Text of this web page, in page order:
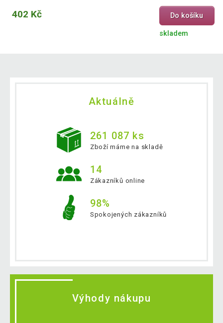
402 Kč Do košíku
skladem
Aktuálně
261 087 ks
Zboží máme na skladě
14
Zákazníků online
98%
Spokojených zákazníků
Výhody nákupu